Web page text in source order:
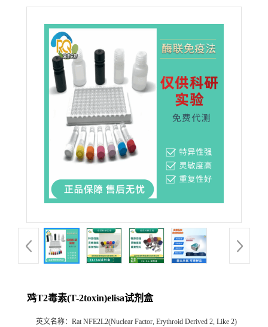
鸡T2毒素(T-2toxin)elisa试剂盒
英文名称： Rat NFE2L2(Nuclear Factor, Erythroid Derived 2, Like 2)